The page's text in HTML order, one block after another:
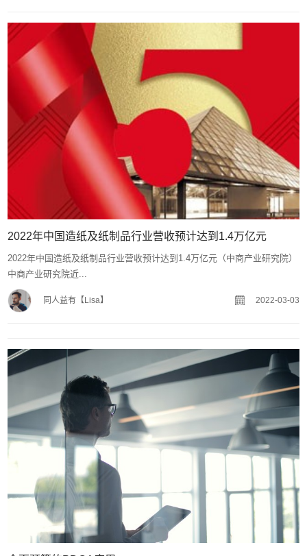
2022年中国造纸及纸制品行业营收预计达到1.4万亿元
2022年中国造纸及纸制品行业营收预计达到1.4万亿元（中商产业研究院）
中商产业研究院近...
同人益有【Lisa】 2022-03-03